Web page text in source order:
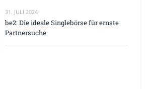
31. JULI 2024
be2: Die ideale Singlebörse für ernste
Partnersuche